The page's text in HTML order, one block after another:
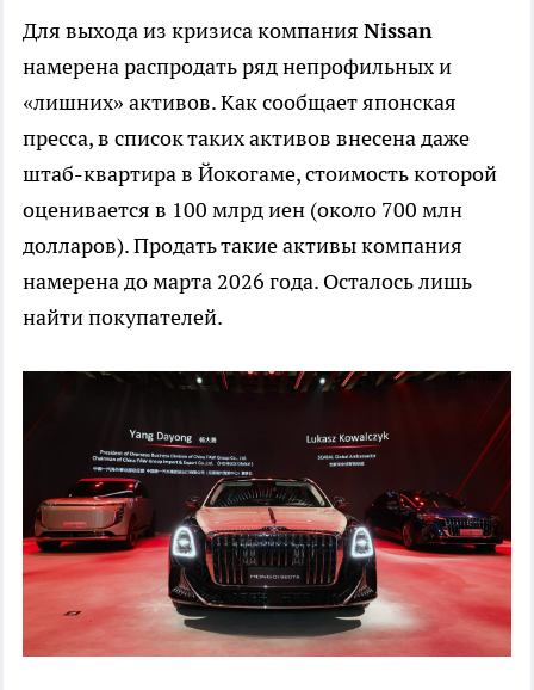
Для выхода из кризиса компания Nissan
намерена распродать ряд непрофильных и
«лишних» активов. Как сообщает японская
пресса, в список таких активов внесена даже
штаб-квартира в Йокогаме, стоимость которой
оценивается в 100 млрд иен (около 700 млн
долларов). Продать такие активы компания
намерена до марта 2026 года. Осталось лишь
найти покупателей.